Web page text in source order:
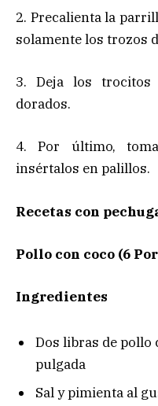
2. Precalienta la
solamente los trozos
3. Deja los
dorados.
4. Por último,
insértalos en palillos.
Recetas con
Pollo con coco (6
Ingredientes
Dos libras de pollo
pulgada
Sal y pimienta al